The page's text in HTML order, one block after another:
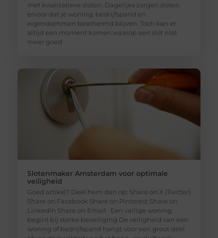
met kwalitatieve sloten. Dagelijks zorgen sloten
ervoor dat je woning, bedrijfspand en
eigendommen beschermd blijven. Toch kan er
altijd een moment komen waarop een slot niet
meer goed
Slotenmaker Amsterdam voor optimale
veiligheid
Goed artikel? Deel hem dan op: Share on X (Twitter)
Share on Facebook Share on Pinterest Share on
LinkedIn Share on Email Een veilige woning
begint bij sterke beveiliging De veiligheid van een
woning of bedrijfspand hangt voor een groot deel